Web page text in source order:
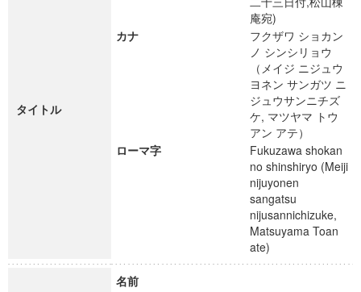
タイトル
庵宛)
カナ
フクザワ ショカン
ノ シンシリョウ
（メイジ ニジュウ
ヨネン サンガツ ニ
ジュウサンニチズ
ケ, マツヤマ トウ
アン アテ）
ローマ字
Fukuzawa shokan
no shinshiryo (Meiji
nijuyonen
sangatsu
nijusannichizuke,
Matsuyama Toan
ate)
名前